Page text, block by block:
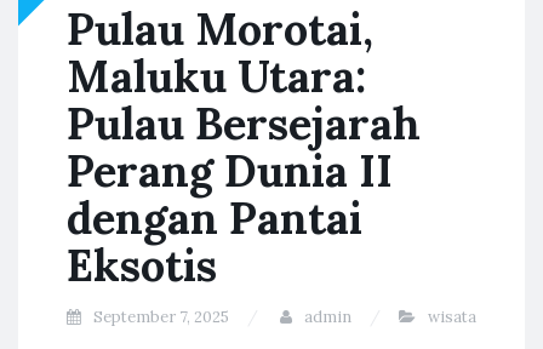
Pulau Morotai,
Maluku Utara:
Pulau Bersejarah
Perang Dunia II
dengan Pantai
Eksotis
September 7, 2025 admin wisata